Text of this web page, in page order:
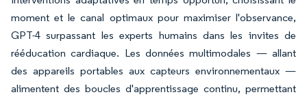
moment et le canal optimaux pour maximiser l'observance,
GPT-4 surpassant les experts humains dans les invites de
rééducation cardiaque. Les données multimodales — allant
des appareils portables aux capteurs environnementaux —
alimentent des boucles d'apprentissage continu, permettant